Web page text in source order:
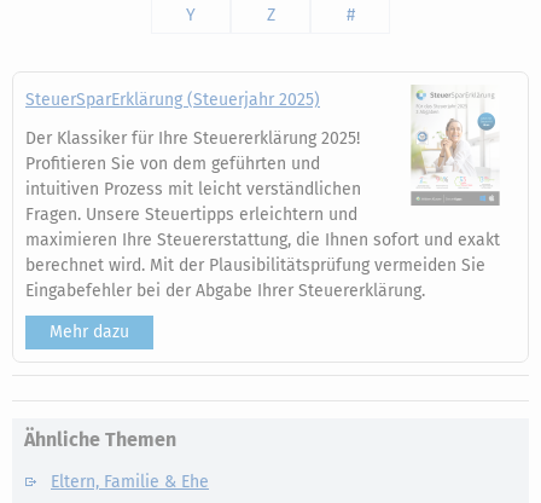
Y
Z #
SteuerSparErklärung (Steuerjahr 2025)
Der Klassiker für Ihre Steuererklärung 2025!
Profitieren Sie von dem geführten und
intuitiven Prozess mit leicht verständlichen
Fragen. Unsere Steuertipps erleichtern und
maximieren Ihre Steuererstattung, die Ihnen sofort und exakt
berechnet wird. Mit der Plausibilitätsprüfung vermeiden Sie
Eingabefehler bei der Abgabe Ihrer Steuererklärung.
Mehr dazu
Ähnliche Themen
Eltern, Familie & Ehe